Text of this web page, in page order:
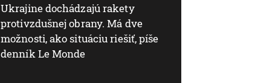
Ukrajine dochádzajú rakety
protivzdušnej obrany. Má dve
možnosti, ako situáciu riešiť, píše
denník Le Monde